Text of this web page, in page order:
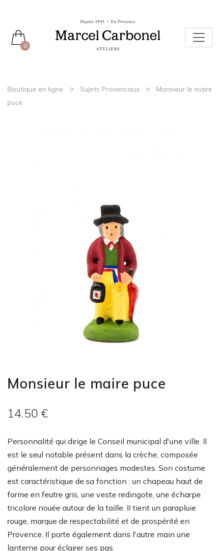
0
Boutique en ligne > Sujets Provencaux >
Monsieur le maire
puce
Monsieur le maire puce
14.50 €
Personnalité qui dirige le Conseil municipal d'une ville. Il
est le seul notable présent dans la crèche, composée
généralement de personnages modestes. Son costume
est caractéristique de sa fonction : un chapeau haut de
forme en feutre gris, une veste redingote, une écharpe
tricolore nouée autour de la taille. II tient un parapluie
rouge, marque de respectabilité et de prospérité en
Provence. Il porte également dans l'autre main une
lanterne pour éclairer ses pas.